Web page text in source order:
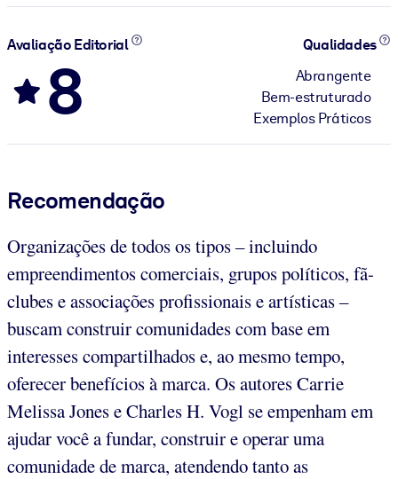
Avaliação Editorial
8
Qualidades
Abrangente
Bem-estruturado
Exemplos Práticos
Recomendação
Organizações de todos os tipos – incluindo
empreendimentos comerciais, grupos políticos, fã-
clubes e associações profissionais e artísticas –
buscam construir comunidades com base em
interesses compartilhados e, ao mesmo tempo,
oferecer benefícios à marca. Os autores Carrie
Melissa Jones e Charles H. Vogl se empenham em
ajudar você a fundar, construir e operar uma
comunidade de marca, atendendo tanto as